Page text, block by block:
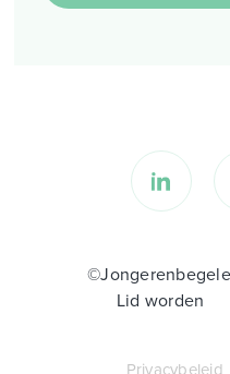
Lid worden